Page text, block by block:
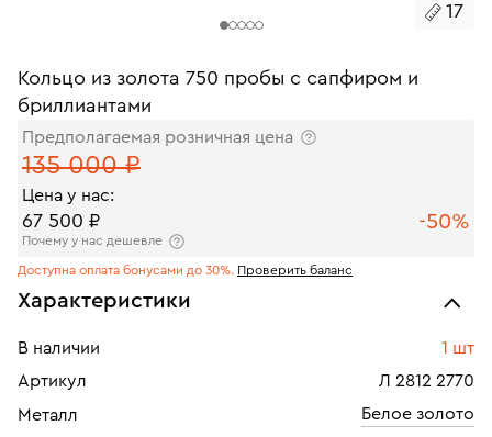
17
Кольцо из золота 750 пробы с сапфиром и
бриллиантами
Предполагаемая розничная цена
135 000 ₽
Цена у нас:
67 500 ₽ -50%
Почему у нас дешевле
Доступна оплата бонусами до 30%. Проверить баланс
Характеристики
В наличии
1 шт
Артикул
Л 2812 2770
Металл
Белое золото